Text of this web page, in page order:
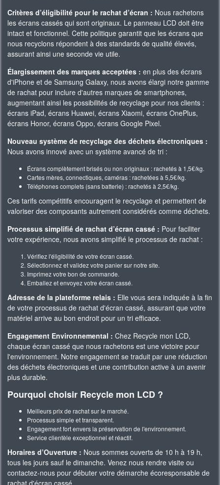
Critères d’éligibilité pour le rachat d’écran : Nous rachetons
les écrans cassés qui sont originaux. Le panneau LCD doit être
intact et fonctionnel. Cette politique garantit que les écrans que
nous recyclons répondent à des standards de qualité élevés,
assurant ainsi une seconde vie utile.
Élargissement des marques acceptées : en plus des écrans
d'iPhone et de Samsung Galaxy, nous avons élargi notre gamme
de rachat pour inclure d'autres marques de smartphones,
augmentant ainsi les possibilités de recyclage pour nos clients :
écrans iPad, écrans Huawei, écrans Xiaomi, écrans OnePlus,
écrans Honor, écrans Oppo, écrans Google Pixel.
Nouveau système de recyclage des déchets électroniques :
Nous avons innové avec un système avancé de tri :
Écrans complètement brisés ou non originaux : rachetés à 1,5€/kg.
Cartes mères, connectiques, caméras : rachetées à 5,5€/kg.
Téléphones complets (sans batterie) : rachetés à 2,5€/kg.
Ces tarifs compétitifs encouragent le recyclage et permettent de
valoriser des composants autrement considérés comme déchets.
Processus simplifié de rachat d’écran cassé : Pour faciliter
votre expérience, nous avons simplifié le processus de rachat :
Vérifiez l'éligibilité de votre écran cassé.
Sélectionnez et validez votre panier sur notre site.
Imprimez votre bon de commande.
Emballez et envoyez votre écran cassé.
Adresse de la plateforme relais : Elle vous sera indiquée à la fin
de votre processus de rachat d'écran cassé, assurant que votre
matériel arrive au bon endroit pour un tri efficace.
Engagement Environnemental : Chez Recycle mon LCD,
chaque écran cassé que nous rachetons est une victoire pour
l'environnement. Notre engagement se traduit par une réduction
des déchets électroniques et une contribution active à un avenir
plus durable.
Pourquoi choisir Recycle mon LCD ?
Meilleurs prix de rachat sur le marché.
Processus simple et transparent.
Engagement fort envers la préservation de l'environnement.
Service clientèle exceptionnel et réactif.
Horaires d’Ouverture : Nous sommes ouverts de 10 h à 19 h,
tous les jours sauf le dimanche. Venez nous rendre visite ou
contactez-nous pour débuter votre démarche écoresponsable de
rachat d'écran cassé.